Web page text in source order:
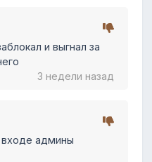
и выгнал за
3 недели назад
входе админы